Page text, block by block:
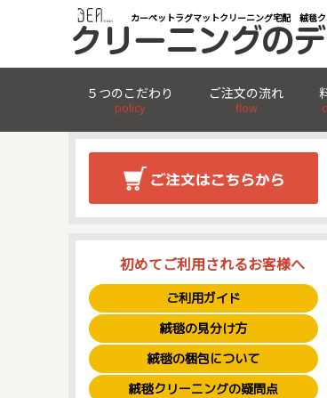
カーペットラグマットクリーニング宅配 絨毯
５つのこだわり
policy
ご注文の流れ
flow
初めてご利用されるお客様へ
ご利用ガイド
絨毯の見分け方
絨毯の梱包について
絨毯クリーニングの疑問点